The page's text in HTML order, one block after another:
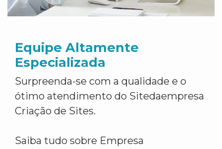
Equipe Altamente
Especializada
Surpreenda-se com a qualidade e o
ótimo atendimento do Sitedaempresa
Criação de Sites.
Saiba tudo sobre Empresa